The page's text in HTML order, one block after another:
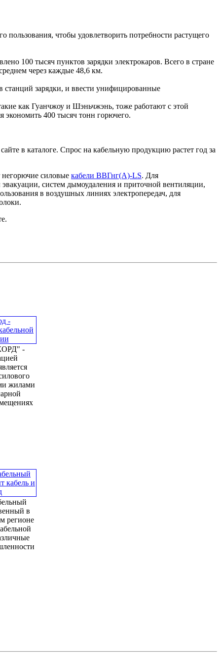
чтобы удовлетворить потребности растущего
100 тысяч пунктов зарядки электрокаров. Всего в стране
через каждые 48,6 км.
зарядки, и ввести унифицированные
как Гуанчжоу и Шэньчжэнь, тоже работают с этой
экономить 400 тысяч тонн горючего.
в каталоге. Спрос на кабельную продукцию растет год за
негорючие силовые кабели ВВГнг(А)-LS. Для
систем дымоудаления и приточной вентиляции,
в воздушных линиях электропередач, для
-
жилами
в
регионе